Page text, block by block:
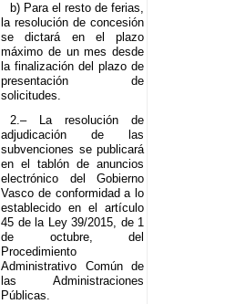
b) Para el resto de ferias,
la resolución de concesión
se dictará en el plazo
máximo de un mes desde
la finalización del plazo de
presentación de
solicitudes.
2.– La resolución de
adjudicación de las
subvenciones se publicará
en el tablón de anuncios
electrónico del Gobierno
Vasco de conformidad a lo
establecido en el artículo
45 de la Ley 39/2015, de 1
de octubre, del
Procedimiento
Administrativo Común de
las Administraciones
Públicas.